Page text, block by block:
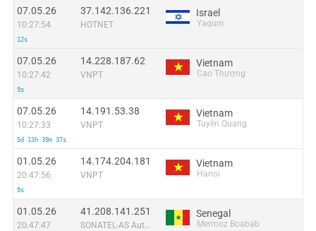
07.05.26
10:27:54
12s
37.142.136.221
HOTNET
Israel
Yaqum
07.05.26
10:27:42
9s
14.228.187.62
VNPT
Vietnam
Cao Thượng
07.05.26
10:27:33
5d 13h 39m 37s
14.191.53.38
VNPT
Vietnam
Tuyên Quang
01.05.26
20:47:56
9s
14.174.204.181
VNPT
Vietnam
Hanoi
01.05.26
20:47:47
41.208.141.251
SONATEL-AS Autonomous System
Senegal
Mermoz Boabab